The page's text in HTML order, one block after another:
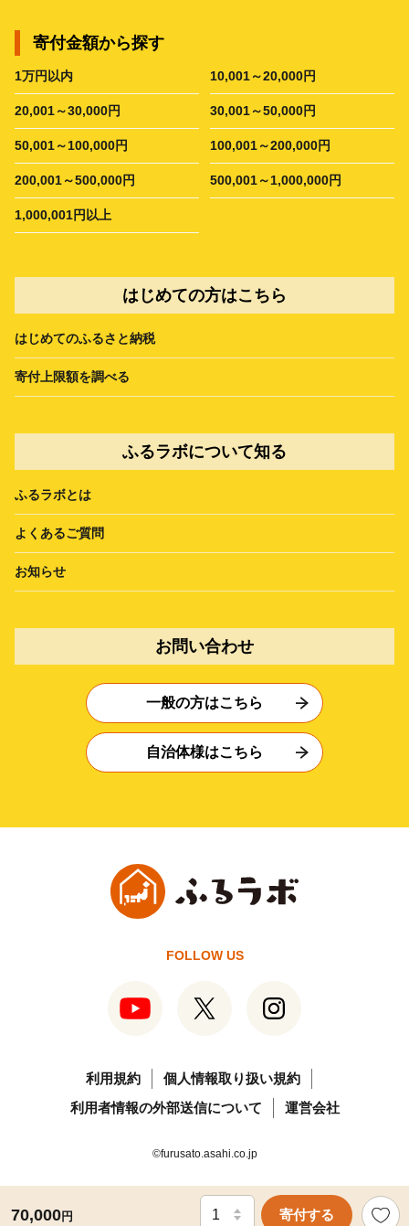
70,000円 寄付する
寄付金額から探す
1万円以内 10,001～20,000円
20,001～30,000円 30,001～50,000円
50,001～100,000円 100,001～200,000円
200,001～500,000円 500,001～1,000,000円
1,000,001円以上
はじめての方はこちら
はじめてのふるさと納税
寄付上限額を調べる
ふるラボについて知る
ふるラボとは
よくあるご質問
お知らせ
お問い合わせ
一般の方はこちら
自治体様はこちら
FOLLOW US
利用規約
個人情報取り扱い規約
利用者情報の外部送信について
運営会社
©furusato.asahi.co.jp